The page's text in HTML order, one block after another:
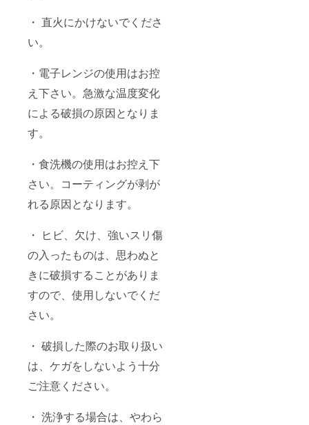
・ 直火にかけないでくださ
い。
・電子レンジの使用はお控
え下さい。急激な温度変化
による破損の原因となりま
す。
・食洗機の使用はお控え下
さい。コーティングが剥が
れる原因となります。
・ ヒビ、欠け、強いスリ傷
の入ったものは、思わぬと
きに破損することがありま
すので、使用しないでくだ
さい。
・ 破損した際のお取り扱い
は、ケガをしないよう十分
ご注意ください。
・ 洗浄する場合は、やわら